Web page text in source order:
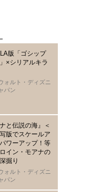
版「ゴシップ
×シリアルキラ
ォルト・ディズニ
パン
ナと伝説の海』＜
版でスケールア
ワーアップ！等
イン・モアナの
掘り
ォルト・ディズニ
パン